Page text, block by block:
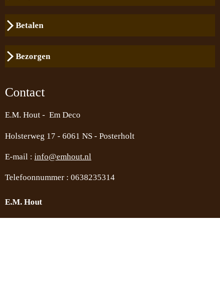
Betalen
Bezorgen
Contact
E.M. Hout - Em Deco
Holsterweg 17 - 6061 NS - Posterholt
E-mail : info@emhout.nl
Telefoonnummer : 0638235314
E.M. Hout